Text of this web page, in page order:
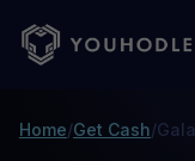
Home/Get Cash/Gala